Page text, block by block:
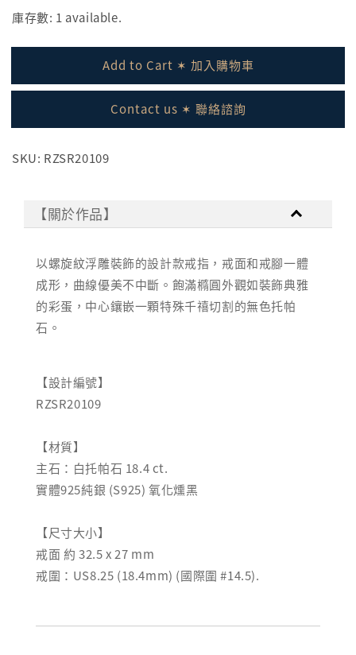
庫存數: 1 available.
Add to Cart ✶ 加入購物車
Contact us ✶ 聯絡諮詢
SKU: RZSR20109
【關於作品】
以螺旋紋浮雕裝飾的設計款戒指，戒面和戒腳一體
成形，曲線優美不中斷。飽滿橢圓外觀如裝飾典雅
的彩蛋，中心鑲嵌一顆特殊千禧切割的無色托帕
石。
【設計編號】
RZSR20109
【材質】
主石：白托帕石 18.4 ct.
實體925純銀 (S925) 氧化燻黑
【尺寸大小】
戒面 約 32.5 x 27 mm
戒圍：US8.25 (18.4mm) (國際圍 #14.5).